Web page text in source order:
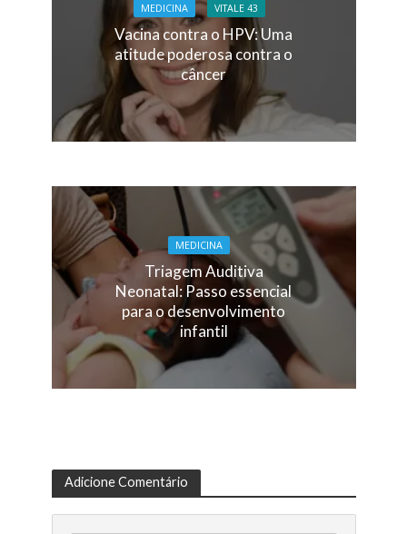
MEDICINA VITALE 43
Vacina contra o HPV: Uma
atitude poderosa contra o
câncer
MEDICINA
Triagem Auditiva
Neonatal: Passo essencial
para o desenvolvimento
infantil
Adicione Comentário